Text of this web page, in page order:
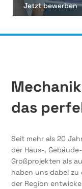
Jetzt bewerben
das
Seit mehr als 20
der Haus-,
Großprojekten als
haben uns dabei
der Region